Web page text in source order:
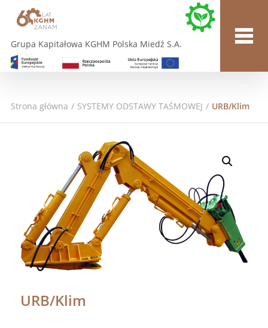
Grupa Kapitałowa KGHM Polska Miedź S.A.
Strona główna / SYSTEMY ODSTAWY TAŚMOWEJ / URB/Klim
URB/Klim